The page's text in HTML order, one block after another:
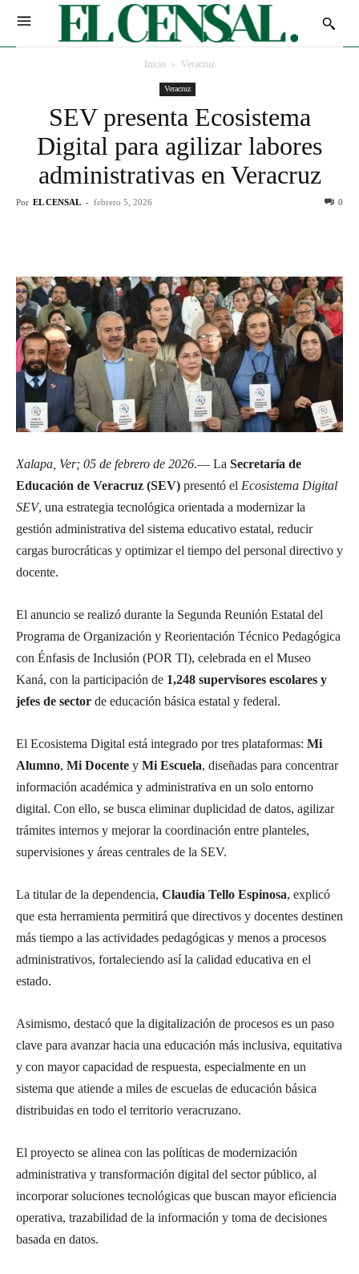
Inicio Veracruz
Veracruz
SEV presenta Ecosistema
Digital para agilizar labores
administrativas en Veracruz
Por EL CENSAL - febrero 5, 2026 0
Xalapa, Ver; 05 de febrero de 2026.— La Secretaría de
Educación de Veracruz (SEV) presentó el Ecosistema Digital
SEV, una estrategia tecnológica orientada a modernizar la
gestión administrativa del sistema educativo estatal, reducir
cargas burocráticas y optimizar el tiempo del personal directivo y
docente.
El anuncio se realizó durante la Segunda Reunión Estatal del
Programa de Organización y Reorientación Técnico Pedagógica
con Énfasis de Inclusión (POR TI), celebrada en el Museo
Kaná, con la participación de 1,248 supervisores escolares y
jefes de sector de educación básica estatal y federal.
El Ecosistema Digital está integrado por tres plataformas: Mi
Alumno, Mi Docente y Mi Escuela, diseñadas para concentrar
información académica y administrativa en un solo entorno
digital. Con ello, se busca eliminar duplicidad de datos, agilizar
trámites internos y mejorar la coordinación entre planteles,
supervisiones y áreas centrales de la SEV.
La titular de la dependencia, Claudia Tello Espinosa, explicó
que esta herramienta permitirá que directivos y docentes destinen
más tiempo a las actividades pedagógicas y menos a procesos
administrativos, fortaleciendo así la calidad educativa en el
estado.
Asimismo, destacó que la digitalización de procesos es un paso
clave para avanzar hacia una educación más inclusiva, equitativa
y con mayor capacidad de respuesta, especialmente en un
sistema que atiende a miles de escuelas de educación básica
distribuidas en todo el territorio veracruzano.
El proyecto se alinea con las políticas de modernización
administrativa y transformación digital del sector público, al
incorporar soluciones tecnológicas que buscan mayor eficiencia
operativa, trazabilidad de la información y toma de decisiones
basada en datos.